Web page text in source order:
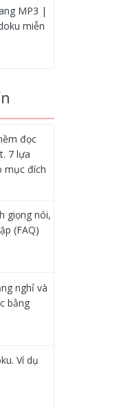
MP3 |
miễn
đọc
7 lựa
mục đích
giọng nói,
(FAQ)
nghỉ và
bằng
Ví dụ